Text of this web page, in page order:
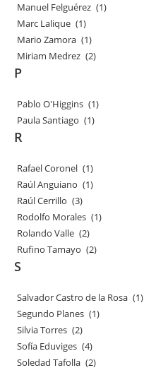
Manuel Felguérez (1)
Marc Lalique (1)
Mario Zamora (1)
Miriam Medrez (2)
P
Pablo O'Higgins (1)
Paula Santiago (1)
R
Rafael Coronel (1)
Raúl Anguiano (1)
Raúl Cerrillo (3)
Rodolfo Morales (1)
Rolando Valle (2)
Rufino Tamayo (2)
S
Salvador Castro de la Rosa (1)
Segundo Planes (1)
Silvia Torres (2)
Sofía Eduviges (4)
Soledad Tafolla (2)